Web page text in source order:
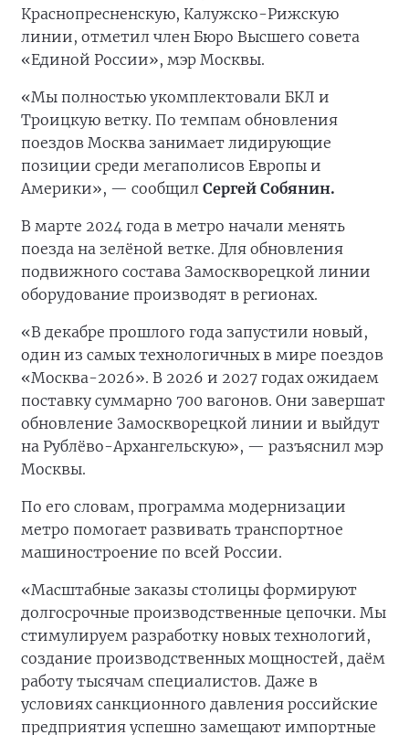
Краснопресненскую, Калужско-Рижскую
линии, отметил член Бюро Высшего совета
«Единой России», мэр Москвы.
«Мы полностью укомплектовали БКЛ и
Троицкую ветку. По темпам обновления
поездов Москва занимает лидирующие
позиции среди мегаполисов Европы и
Америки», — сообщил Сергей Собянин.
В марте 2024 года в метро начали менять
поезда на зелёной ветке. Для обновления
подвижного состава Замоскворецкой линии
оборудование производят в регионах.
«В декабре прошлого года запустили новый,
один из самых технологичных в мире поездов
«Москва-2026». В 2026 и 2027 годах ожидаем
поставку суммарно 700 вагонов. Они завершат
обновление Замоскворецкой линии и выйдут
на Рублёво-Архангельскую», — разъяснил мэр
Москвы.
По его словам, программа модернизации
метро помогает развивать транспортное
машиностроение по всей России.
«Масштабные заказы столицы формируют
долгосрочные производственные цепочки. Мы
стимулируем разработку новых технологий,
создание производственных мощностей, даём
работу тысячам специалистов. Даже в
условиях санкционного давления российские
предприятия успешно замещают импортные